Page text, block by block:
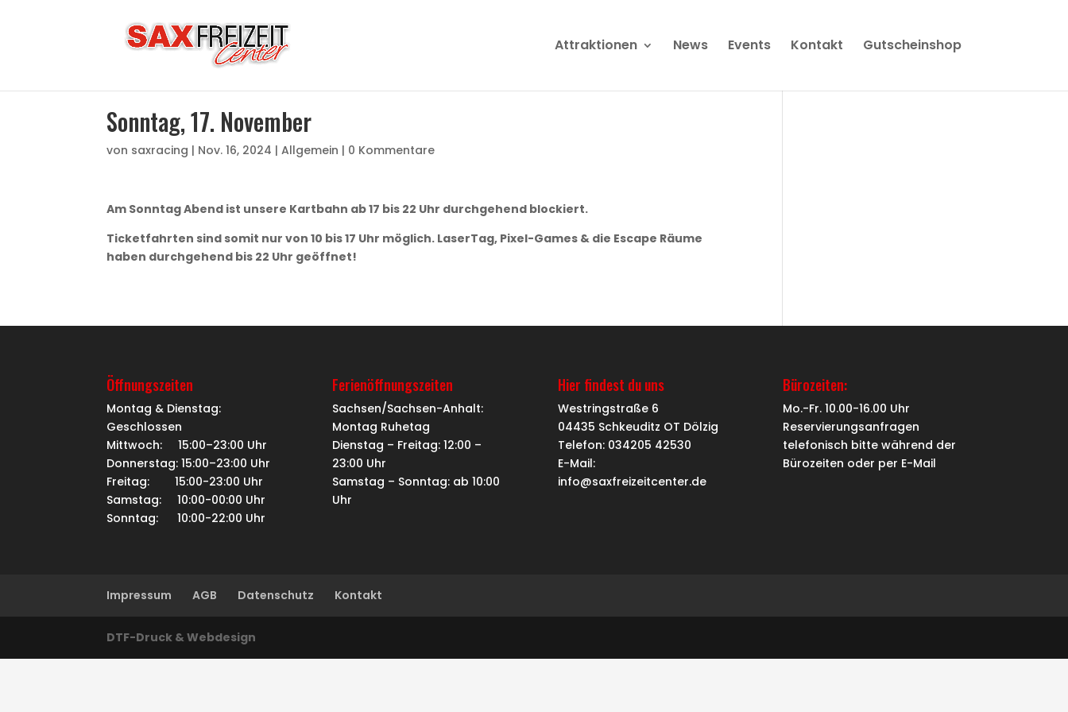
Attraktionen News Events Kontakt Gutscheinshop
Sonntag, 17. November
von saxracing | Nov. 16, 2024 |Allgemein | 0 Kommentare
Am Sonntag Abend ist unsere Kartbahn ab 17 bis 22 Uhr durchgehend blockiert.
Ticketfahrten sind somit nur von 10 bis 17 Uhr möglich. LaserTag, Pixel-Games & die Escape Räume
haben durchgehend bis 22 Uhr geöffnet!
Öffnungszeiten
Montag & Dienstag:
Geschlossen
Mittwoch: 15:00–23:00 Uhr
Donnerstag: 15:00–23:00 Uhr
Freitag: 15:00-23:00 Uhr
Samstag: 10:00-00:00 Uhr
Sonntag: 10:00-22:00 Uhr
Ferienöffnungszeiten
Sachsen/Sachsen-Anhalt:
Montag Ruhetag
Dienstag – Freitag: 12:00 –
23:00 Uhr
Samstag – Sonntag: ab 10:00
Uhr
Hier findest du uns
Westringstraße 6
04435 Schkeuditz OT Dölzig
Telefon: 034205 42530
E-Mail:
info@saxfreizeitcenter.de
Bürozeiten:
Mo.-Fr. 10.00-16.00 Uhr
Reservierungsanfragen
telefonisch bitte während der
Bürozeiten oder per E-Mail
Impressum AGB Datenschutz Kontakt
DTF-Druck & Webdesign